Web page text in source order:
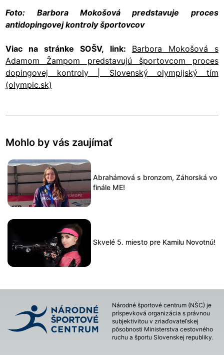
Foto: Barbora Mokošová predstavuje proces
antidopingovej kontroly športovcov
Viac na stránke SOŠV, link: Barbora Mokošová s
Adamom Žampom predstavujú športovcom proces
dopingovej kontroly | Slovenský olympijský tím
(olympic.sk)
Mohlo by vás zaujímať
Abrahámová s bronzom, Záhorská vo
finále ME!
Skvelé 5. miesto pre Kamilu Novotnú!
Národné športové centrum (NŠC) je
príspevková organizácia s právnou
subjektivitou v zriaďovateľskej
pôsobnosti Ministerstva cestovného
ruchu a športu Slovenskej republiky.